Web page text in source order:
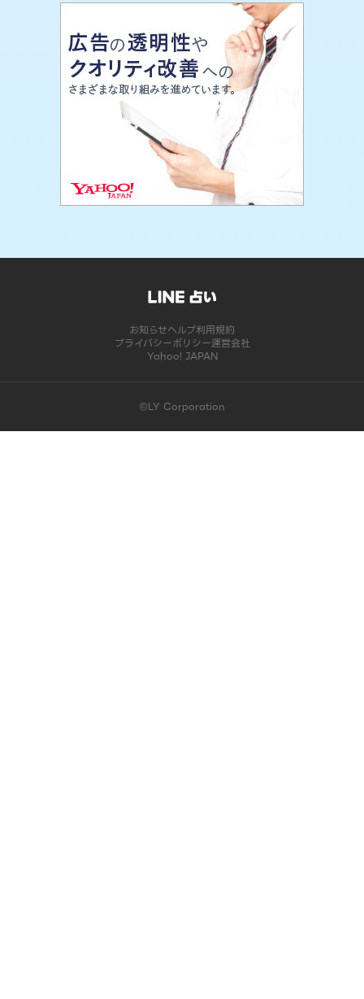
お知らせヘルプ利用規約
プライバシーポリシー運営会社
Yahoo! JAPAN
©LY Corporation
このコンテンツは掲載が終了しました | LINE占い